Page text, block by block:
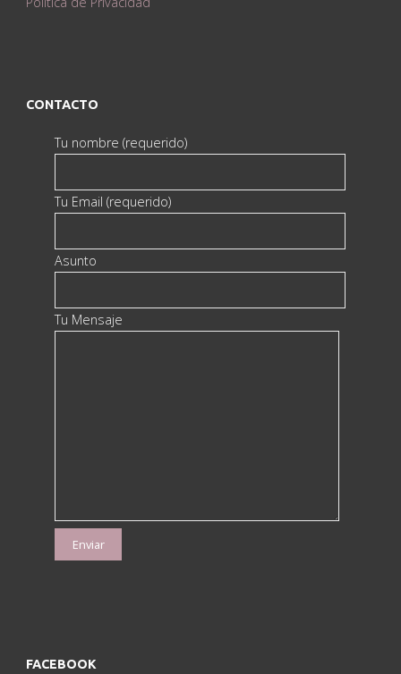
CONTACTO
Tu nombre (requerido)
Tu Email (requerido)
Asunto
Tu Mensaje
FACEBOOK